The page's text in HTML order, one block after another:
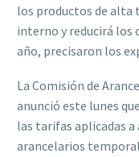
los productos de alta
interno y reducirá los
año, precisaron los
La Comisión de
anunció este lunes
las tarifas aplicadas
arancelarios